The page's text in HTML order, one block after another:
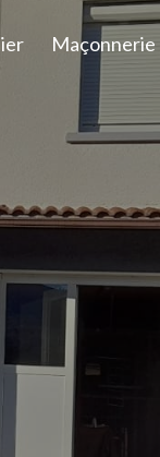
Maçonnerie